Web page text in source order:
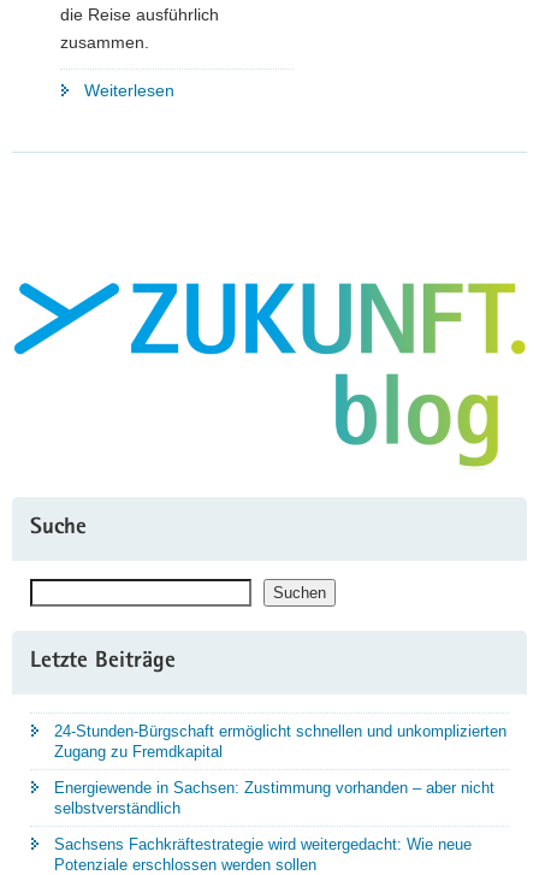
die Reise ausführlich
zusammen.
Weiterlesen
besucht
sächsischer
Suche
Suchen
Letzte Beiträge
24-Stunden-Bürgschaft ermöglicht schnellen und unkomplizierten
Zugang zu Fremdkapital
Energiewende in Sachsen: Zustimmung vorhanden – aber nicht
selbstverständlich
Sachsens Fachkräftestrategie wird weitergedacht: Wie neue
Potenziale erschlossen werden sollen